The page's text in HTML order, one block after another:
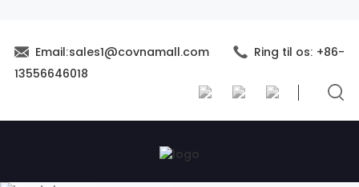
Email:sales1@covnamall.com
Ring til os: +86-
13556646018